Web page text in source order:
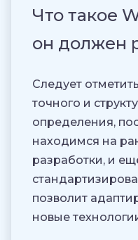
Что такое
он должен
Следует
точного и
определения,
находимся на
разработки, и
позволит
новые